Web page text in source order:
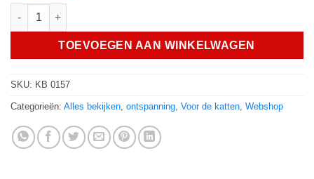
Tipi kerst tentje hoeveelheid
TOEVOEGEN AAN WINKELWAGEN
SKU: KB 0157
Categorieën: Alles bekijken ontspanning Voor de katten Webshop